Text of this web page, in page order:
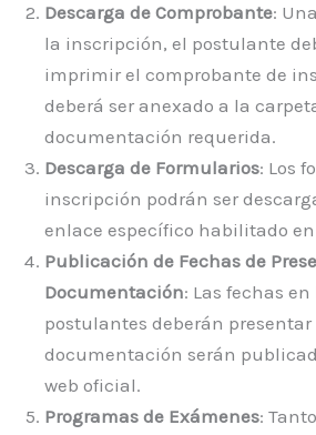
Descarga de Comprobante:
la inscripción, el postulante
imprimir el comprobante de
deberá ser anexado a la
documentación requerida.
Descarga de Formularios: Los
inscripción podrán ser
enlace específico habilitado
Publicación de Fechas de
Documentación: Las fechas
postulantes deberán presentar
documentación serán
web oficial.
Programas de Exámenes: